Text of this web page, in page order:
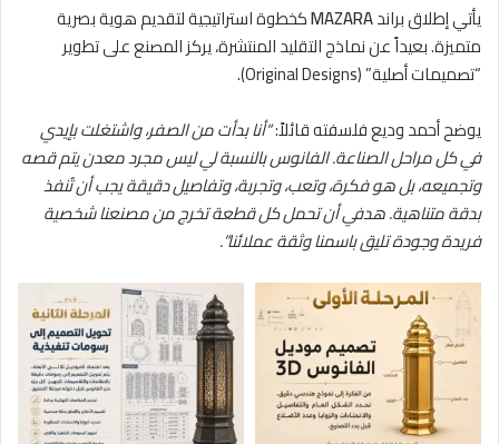
يأتي إطلاق براندMAZARAكخطوة استراتيجية لتقديم هوية بصرية
متميزة. بعيداً عن نماذج التقليد المنتشرة، يركز المصنع على تطوير
“تصميمات أصلية” (Original Designs).
يوضح أحمد وديع فلسفته قائلاً:“أنا بدأت من الصفر، واشتغلت بإيدي
في كل مراحل الصناعة. الفانوس بالنسبة لي ليس مجرد معدن يتم قصه
وتجميعه، بل هو فكرة، وتعب، وتجربة، وتفاصيل دقيقة يجب أن تُنفذ
بدقة متناهية. هدفي أن تحمل كل قطعة تخرج من مصنعنا شخصية
فريدة وجودة تليق باسمنا وثقة عملائنا”.